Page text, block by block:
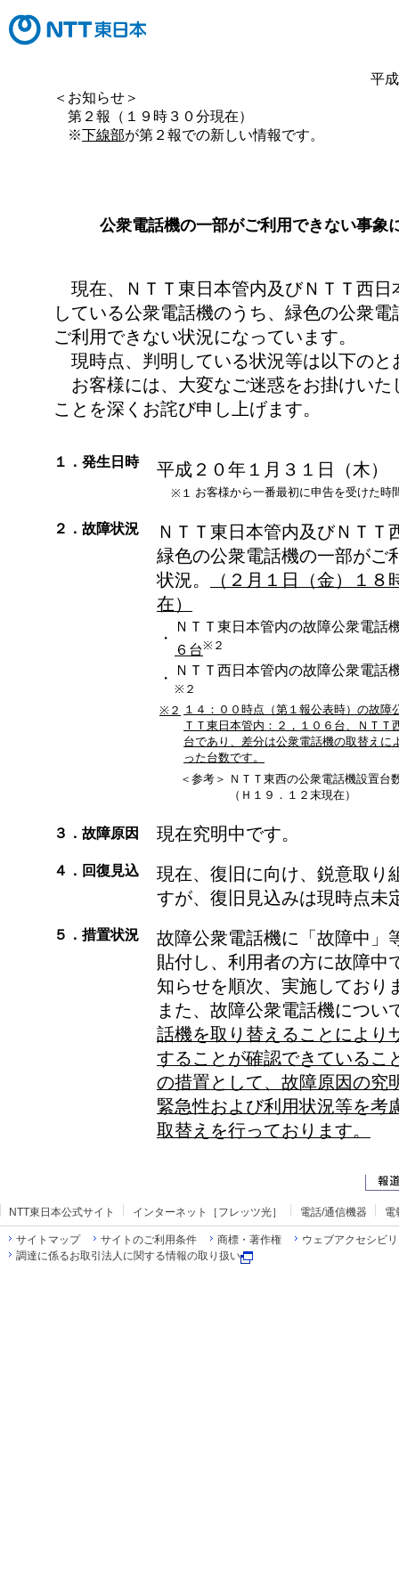
平
＜お知らせ＞
第２報（１９時３０分現在）
※下線部が第２報での新しい情報です。
公衆電話機の一部がご利用できない事象
現在、ＮＴＴ東日本管内及びＮＴＴ西日
している公衆電話機のうち、緑色の公衆電
ご利用できない状況になっています。
現時点、判明している状況等は以下のと
お客様には、大変なご迷惑をお掛けいた
ことを深くお詫び申し上げます。
１．発生日時 平成２０年１月３１日（木
※１ お客様から一番最初に申告を受けた時
２．故障状況
ＮＴＴ東日本管内及びＮＴＴ
緑色の公衆電話機の一部がご
状況。
（２月１日（金）１８
在）
・
ＮＴＴ東日本管内の故障公衆電
６台※２
・
ＮＴＴ西日本管内の故障公衆電
※２
※２ １４：００時点（第１報公表時）の故障
ＴＴ東日本管内：２，１０６台、ＮＴＴ
台であり、差分は公衆電話機の取替えに
った台数です。
＜参考＞ ＮＴＴ東西の公衆電話機設置
（Ｈ１９．１２末現在）
３．故障原因 現在究明中です。
４．回復見込
現在、復旧に向け、鋭意取り
すが、復旧見込みは現時点未
５．措置状況
故障公衆電話機に「故障中」
貼付し、利用者の方に故障中
知らせを順次、実施しており
また、故障公衆電話機につい
話機を取り替えることにより
することが確認できているこ
の措置として、故障原因の究
緊急性および利用状況等を考
取替えを行っております。
NTT東日本公式サイト インターネット［フレッツ光］ 電話/通信機器 電
サイトマップ サイトのご利用条件 商標・著作権
ウェブアクセシビ
調達に係るお取引法人に関する情報の取り扱い